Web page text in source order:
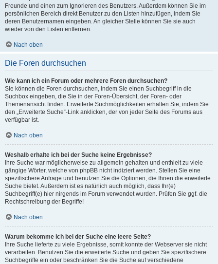
Freunde und einen zum Ignorieren des Benutzers. Außerdem können Sie im
persönlichen Bereich direkt Benutzer zu den Listen hinzufügen, indem Sie
deren Benutzernamen eingeben. An gleicher Stelle können Sie sie auch
wieder von den Listen entfernen.
Nach oben
Die Foren durchsuchen
Wie kann ich ein Forum oder mehrere Foren durchsuchen?
Sie können die Foren durchsuchen, indem Sie einen Suchbegriff in die
Suchbox eingeben, die Sie in der Foren-Übersicht, der Foren- oder
Themenansicht finden. Erweiterte Suchmöglichkeiten erhalten Sie, indem Sie
den „Erweiterte Suche“-Link anklicken, der von jeder Seite des Forums aus
verfügbar ist.
Nach oben
Weshalb erhalte ich bei der Suche keine Ergebnisse?
Ihre Suche war möglicherweise zu allgemein gehalten und enthielt zu viele
gängige Wörter, welche von phpBB nicht indiziert werden. Stellen Sie eine
spezifischere Anfrage und benutzen Sie die Optionen, die Ihnen die erweiterte
Suche bietet. Außerdem ist es natürlich auch möglich, dass Ihr(e)
Suchbegriff(e) hier nirgends im Forum verwendet wurden. Prüfen Sie ggf. die
Rechtschreibung der Begriffe!
Nach oben
Warum bekomme ich bei der Suche eine leere Seite?
Ihre Suche lieferte zu viele Ergebnisse, somit konnte der Webserver sie nicht
verarbeiten. Benutzen Sie die erweiterte Suche und geben Sie spezifischere
Suchbegriffe ein oder beschränken Sie die Suche auf verschiedene